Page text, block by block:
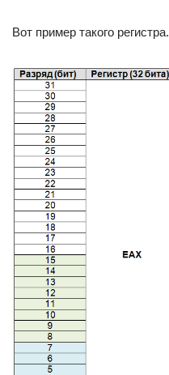
Вот пример такого регистра.